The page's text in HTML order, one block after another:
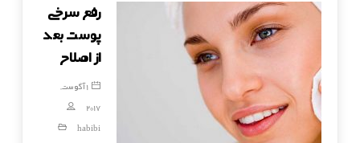
رفع سرخی
پوست بعد
از اصلاح
1 آگوست,
2017
habibi